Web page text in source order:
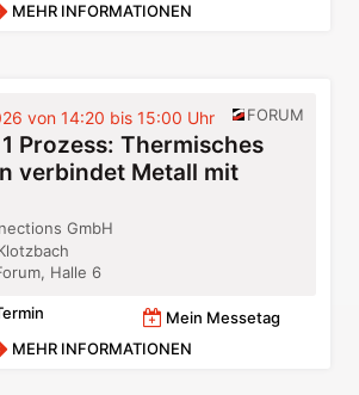
MEHR INFORMATIONEN
von 14:20 bis 15:00 Uhr
Prozess: Thermisches
verbindet Metall mit
GmbH
Halle 6
FORUM
Mein Messetag
MEHR INFORMATIONEN